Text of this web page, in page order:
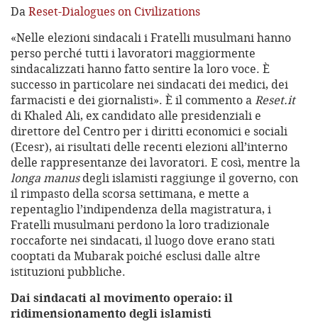
DaReset-Dialogues on Civilizations
«Nelle elezioni sindacali i Fratelli musulmani hanno
perso perché tutti i lavoratori maggiormente
sindacalizzati hanno fatto sentire la loro voce. È
successo in particolare nei sindacati dei medici, dei
farmacisti e dei giornalisti». È il commento aReset.it
di Khaled Ali, ex candidato alle presidenziali e
direttore del Centro per i diritti economici e sociali
(Ecesr), ai risultati delle recenti elezioni all’interno
delle rappresentanze dei lavoratori. E così, mentre la
longa manusdegli islamisti raggiunge il governo, con
il rimpasto della scorsa settimana, e mette a
repentaglio l’indipendenza della magistratura, i
Fratelli musulmani perdono la loro tradizionale
roccaforte nei sindacati, il luogo dove erano stati
cooptati da Mubarak poiché esclusi dalle altre
istituzioni pubbliche.
Dai sindacati al movimento operaio: il
ridimensionamento degli islamisti